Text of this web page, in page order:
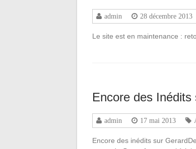
admin 28 décembre 2013
Le site est en maintenance :
Encore des
admin 17 mai 2013
Encore des inédits sur